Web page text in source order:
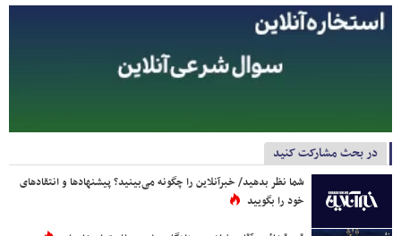
در بحث مشارکت کنید
شما نظر بدهید/ خبرآنلاین را چگونه می‌بینید؟ پیشنهادها و انتقادهای
خود را بگویید